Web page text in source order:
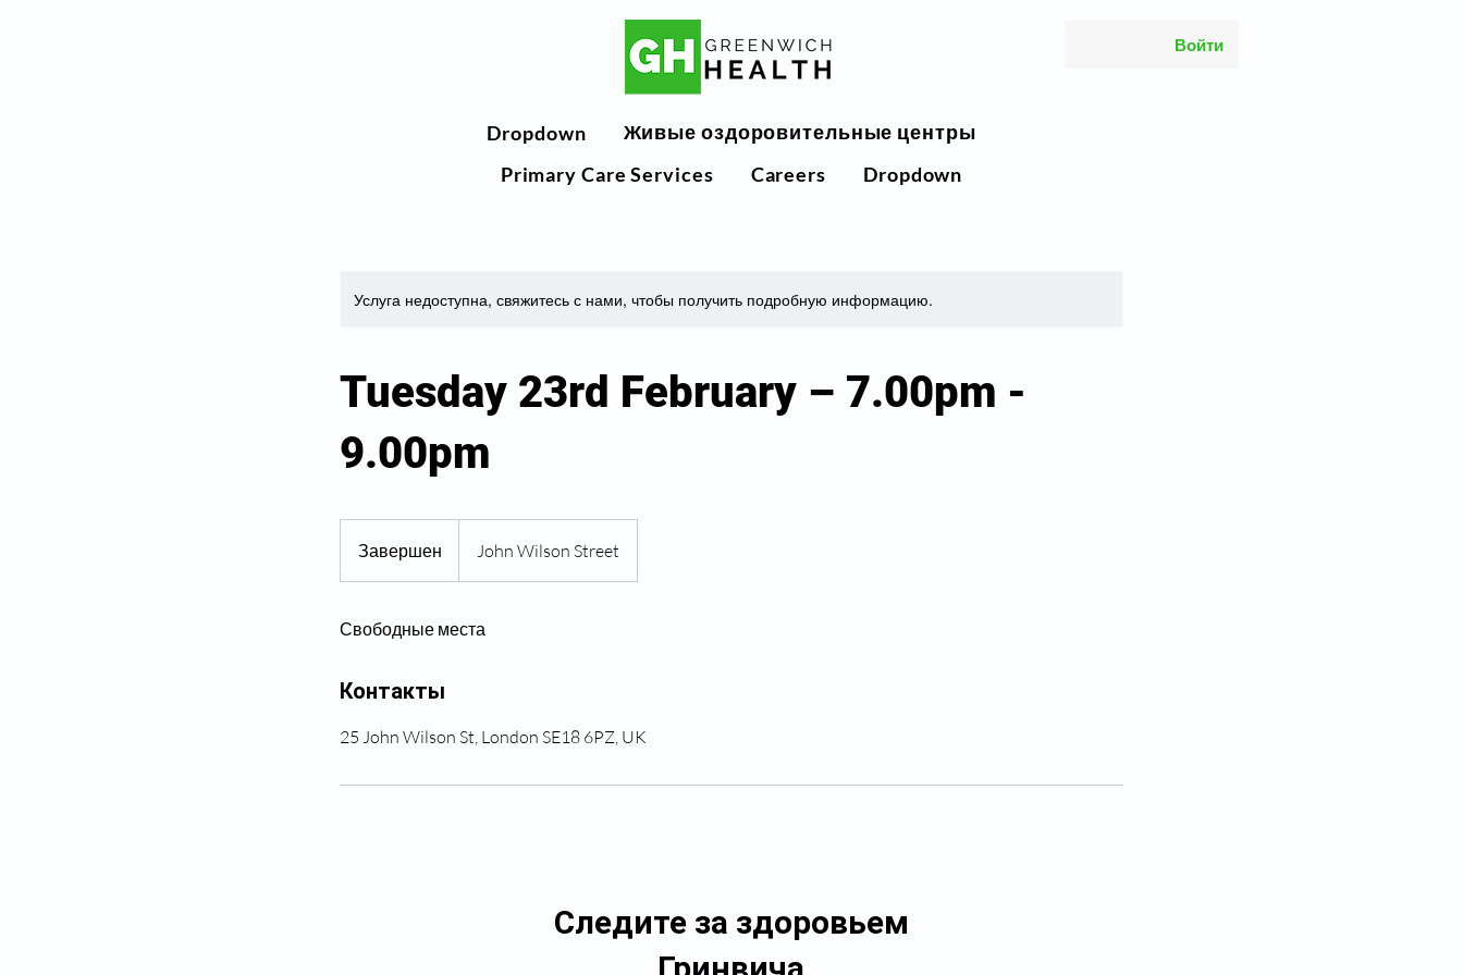
Войти
Dropdown
Живые оздоровительные центры
Primary Care Services
Careers Dropdown
Услуга недоступна, свяжитесь с нами, чтобы получить подробную информацию.
Tuesday 23rd February – 7.00pm -
9.00pm
Завершен
а
е
ш
н
John Wilson Street
Свободные места
Контакты
25 John Wilson St, London SE18 6PZ, UK
Следите за здоровьем